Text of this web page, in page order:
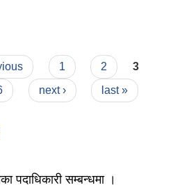
1 2
3
next › last »
पदाधिकारी सम्बन्धमा ।